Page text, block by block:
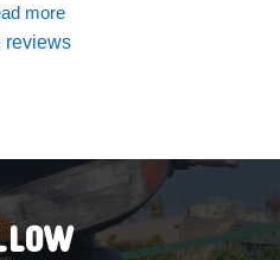
more
reviews